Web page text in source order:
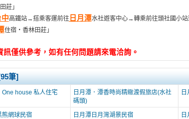
莊」
中高鐵站→搭乘客運前往日月潭水社遊客中心→轉乘前往頭社國小
住宿‧香林田莊」
訊僅供參考，如有任何問題請來電洽詢。
筆]
One house 私人住宅
日月潭．潭香時尚精緻渡假旅店(水社
碼頭)
熊網球民宿 日月潭日月灣湖景民宿